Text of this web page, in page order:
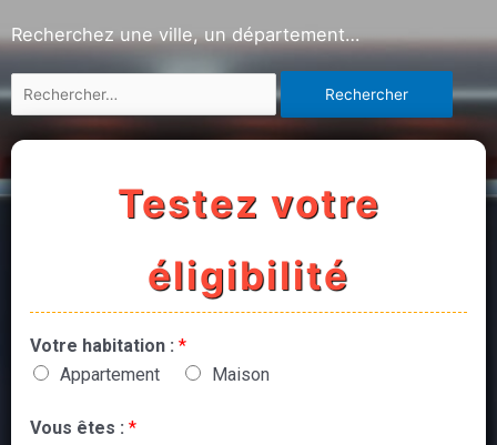
Recherchez une ville, un département…
Testez votre
éligibilité
Votre habitation : *
Appartement
Maison
Vous êtes : *